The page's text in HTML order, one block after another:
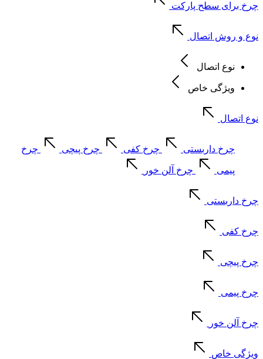
چرخ برای سطح پارکت
نوع و روش اتصال
نوع اتصال
ویژگی خاص
نوع اتصال
چرخ داربستی چرخ کفی چرخ پیچی چرخ
پیمی چرخ آلن خور
چرخ داربستی
چرخ کفی
چرخ پیچی
چرخ پیمی
چرخ آلن خور
ویژگی خاص